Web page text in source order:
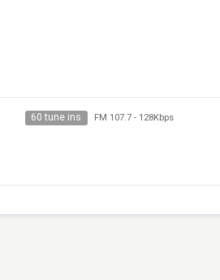
60 tune ins FM 107.7- 128Kbps